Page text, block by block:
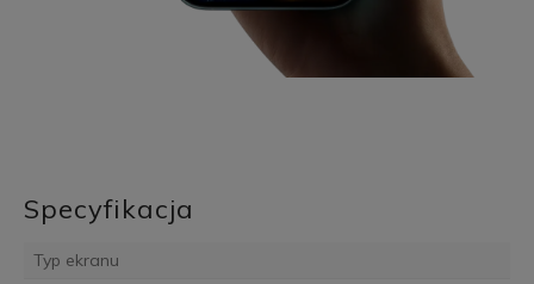
Specyfikacja
Typ ekranu